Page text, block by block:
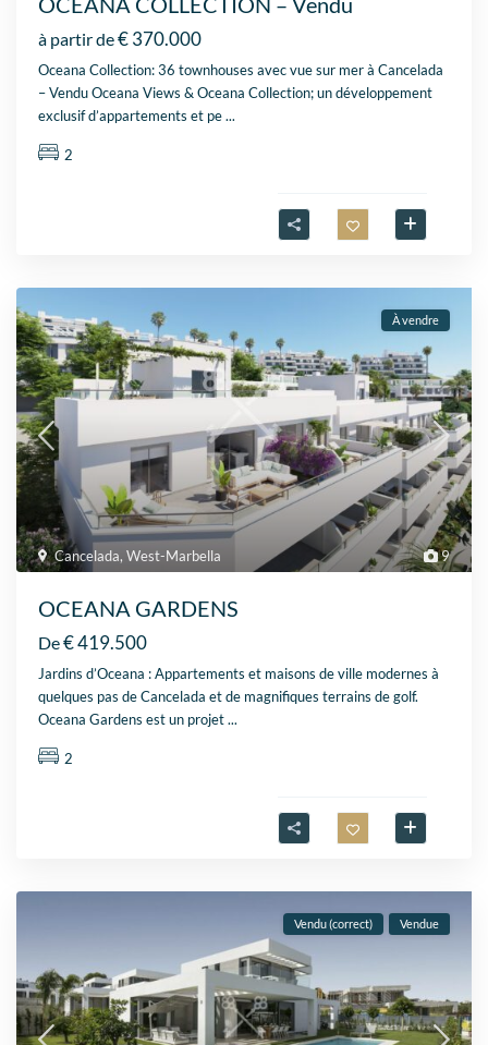
à partir de€ 370.000
Oceana Collection: 36 townhouses avec vue sur mer à Cancelada
– Vendu Oceana Views & Oceana Collection; un développement
exclusif d’appartements et pe...
2
9
Cancelada,West-Marbella
À vendre
OCEANA GARDENS
De€ 419.500
Jardins d’Oceana : Appartements et maisons de ville modernes à
quelques pas de Cancelada et de magnifiques terrains de golf.
Oceana Gardens est un projet...
2
Vendu (correct) Vendue